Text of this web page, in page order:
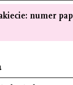
numer